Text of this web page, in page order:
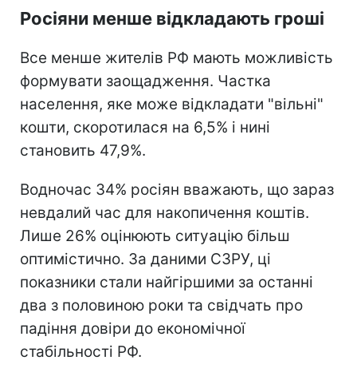
Росіяни менше відкладають гроші
Все менше жителів РФ мають можливість
формувати заощадження. Частка
населення, яке може відкладати "вільні"
кошти, скоротилася на 6,5% і нині
становить 47,9%.
Водночас 34% росіян вважають, що зараз
невдалий час для накопичення коштів.
Лише 26% оцінюють ситуацію більш
оптимістично. За даними СЗРУ, ці
показники стали найгіршими за останні
два з половиною роки та свідчать про
падіння довіри до економічної
стабільності РФ.